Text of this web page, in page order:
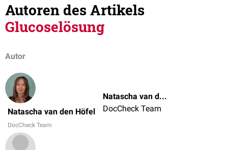
Autoren des Artikels
Glucoselösung
Autor
Natascha van den Höfel
DocCheck Team
Natascha van den Höfel
DocCheck Team